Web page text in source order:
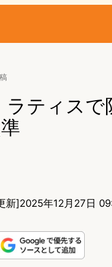
ティスで
新]2025年12月27日